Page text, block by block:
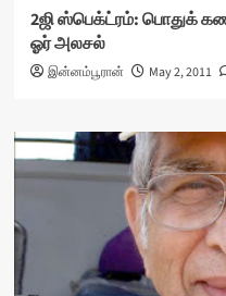
2ஜி ஸ்பெக்ட்ரம்: பொதுக்
ஓர் அலசல்
இன்னம்பூரான் May 2, 2011